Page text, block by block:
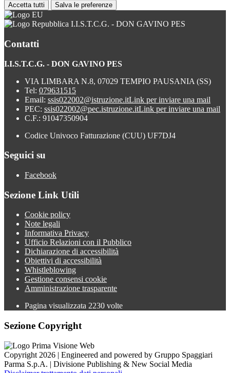
Accetta tutti Salva le preferenze
I.I.S.T.C.G. - DON GAVINO PES
Contatti
I.I.S.T.C.G. - DON GAVINO PES
VIA LIMBARA N.8, 07029 TEMPIO PAUSANIA (SS)
Tel: 079631515
Email: ssis022002@istruzione.itLink per inviare una mail
PEC: ssis022002@pec.istruzione.itLink per inviare una mail
C.F.: 91047350904
Codice Univoco Fatturazione (CUU) UF7DJ4
Seguici su
Facebook
Sezione Link Utili
Cookie policy
Note legali
Informativa Privacy
Ufficio Relazioni con il Pubblico
Dichiarazione di accessibilità
Obiettivi di accessibilità
Whistleblowing
Gestione consensi cookie
Amministrazione trasparente
Pagina visualizzata 2230 volte
Sezione Copyright
Copyright 2026 | Engineered and powered by Gruppo Spaggiari
Parma S.p.A. | Divisione Publishing & New Social Media